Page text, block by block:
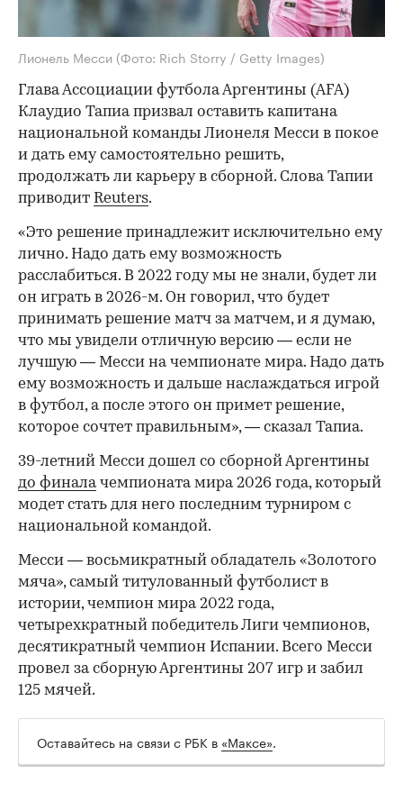
Лионель Месси (Фото: Rich Storry / Getty Images)
Глава Ассоциации футбола Аргентины (AFA)
Клаудио Тапиа призвал оставить капитана
национальной команды Лионеля Месси в покое
и дать ему самостоятельно решить,
продолжать ли карьеру в сборной. Слова Тапии
приводит Reuters.
«Это решение принадлежит исключительно ему
лично. Надо дать ему возможность
расслабиться. В 2022 году мы не знали, будет ли
он играть в 2026-м. Он говорил, что будет
принимать решение матч за матчем, и я думаю,
что мы увидели отличную версию — если не
лучшую — Месси на чемпионате мира. Надо дать
ему возможность и дальше наслаждаться игрой
в футбол, а после этого он примет решение,
которое сочтет правильным», — сказал Тапиа.
39-летний Месси дошел со сборной Аргентины
до финалачемпионата мира 2026 года, который
модет стать для него последним турниром с
национальной командой.
Месси — восьмикратный обладатель «Золотого
мяча», самый титулованный футболист в
истории, чемпион мира 2022 года,
четырехкратный победитель Лиги чемпионов,
десятикратный чемпион Испании. Всего Месси
провел за сборную Аргентины 207 игр и забил
125 мячей.
Оставайтесь на связи с РБК в «Максе».